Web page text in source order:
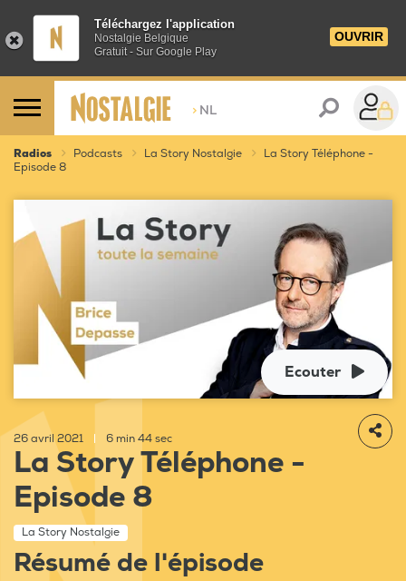
Téléchargez l'application
Nostalgie Belgique
Gratuit - Sur Google Play
OUVRIR
> NL
Radios Podcasts La Story Nostalgie
La Story Téléphone -
Episode 8
Ecouter
26 avril 2021 6 min 44 sec
La Story Téléphone -
Episode 8
La Story Nostalgie
Résumé de l'épisode